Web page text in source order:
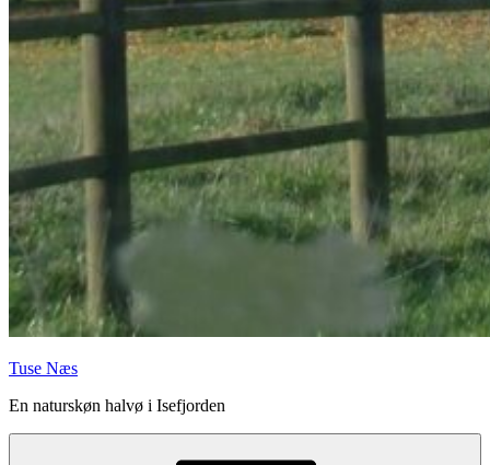
Tuse Næs
En naturskøn halvø i Isefjorden